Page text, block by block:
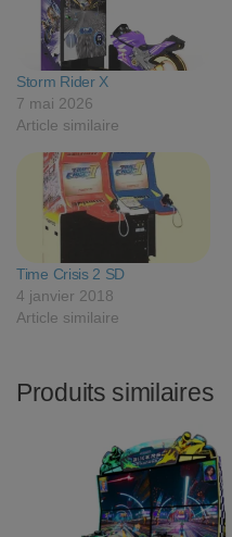
Storm Rider X
7 mai 2026
Article similaire
Time Crisis 2 SD
4 janvier 2018
Article similaire
Produits similaires